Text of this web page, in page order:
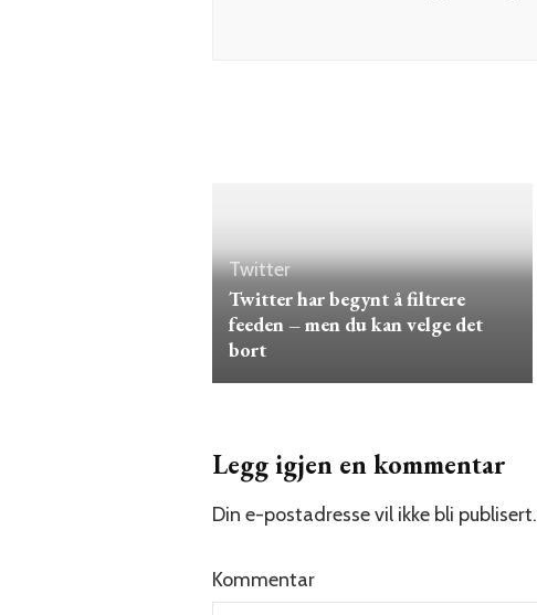
Twitter
Twitter har begynt å filtrere
feeden – men du kan velge det
bort
Legg igjen en kommentar
Din e-postadresse vil ikke bli publisert.
Kommentar